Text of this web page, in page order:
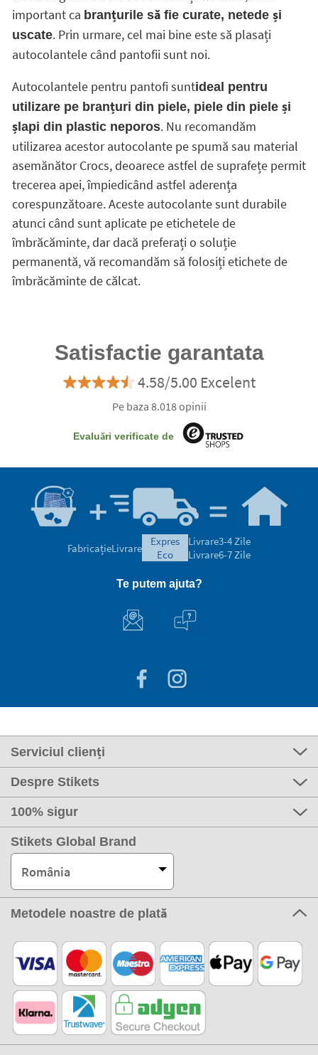
important ca branțurile să fie curate, netede și
uscate. Prin urmare, cel mai bine este să plasați
autocolantele când pantofii sunt noi.
Autocolantele pentru pantofi suntideal pentru
utilizare pe branțuri din piele, piele din piele și
șlapi din plastic neporos. Nu recomandăm
utilizarea acestor autocolante pe spumă sau material
asemănător Crocs, deoarece astfel de suprafețe permit
trecerea apei, împiedicând astfel aderența
corespunzătoare. Aceste autocolante sunt durabile
atunci când sunt aplicate pe etichetele de
îmbrăcăminte, dar dacă preferați o soluție
permanentă, vă recomandăm să folosiți etichete de
îmbrăcăminte de călcat.
Satisfactie garantata
4.58/5.00 Excelent
Pe baza 8.018 opinii
Evaluări verificate de
FabricațieLivrare
expres
eco
Livrare3-4 Zile
Livrare6-7 Zile
Te putem ajuta?
Serviciul clienți
Despre Stikets
100% sigur
Stikets Global Brand
România
Metodele noastre de plată